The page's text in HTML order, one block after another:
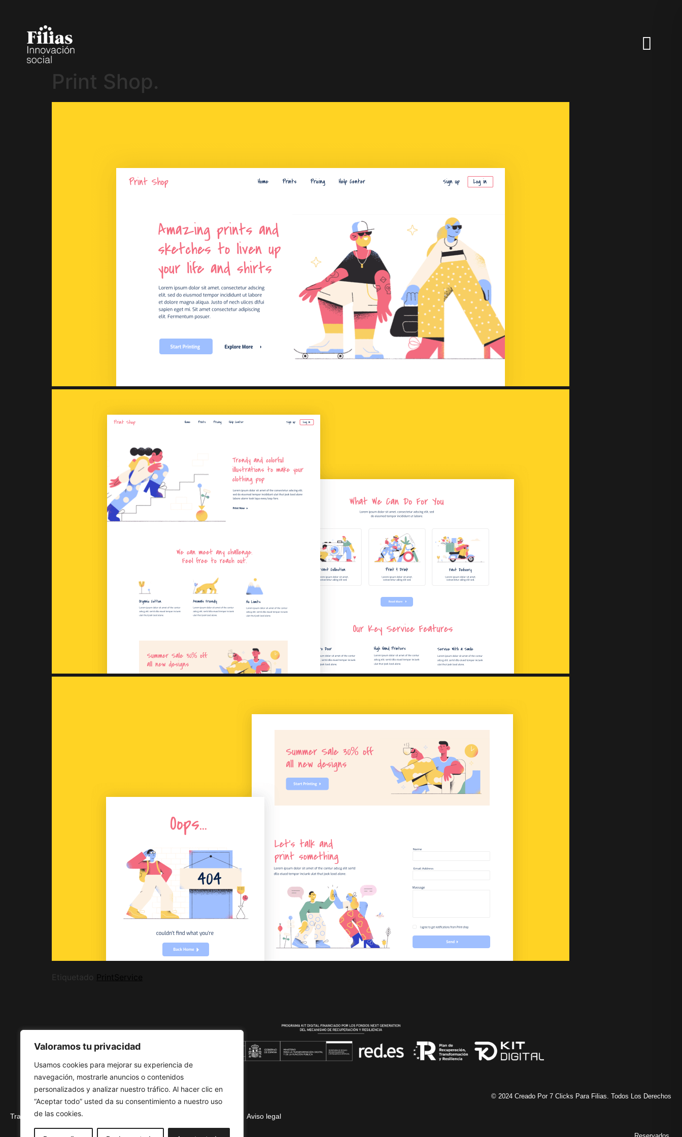
Valoramos tu privacidad
Usamos cookies para mejorar su experiencia de
navegación, mostrarle anuncios o contenidos
personalizados y analizar nuestro tráfico. Al hacer clic en
“Aceptar todo” usted da su consentimiento a nuestro uso
de las cookies.
Print Shop.
Etiquetado PrintService
Trabaja en Filias Accesibilidad Aviso legal
© 2024 Creado Por 7 Clicks Para Filias. Todos Los Derechos